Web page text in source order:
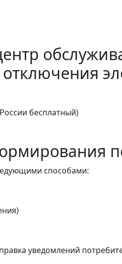
бесплатный)
способами:
уведомлений